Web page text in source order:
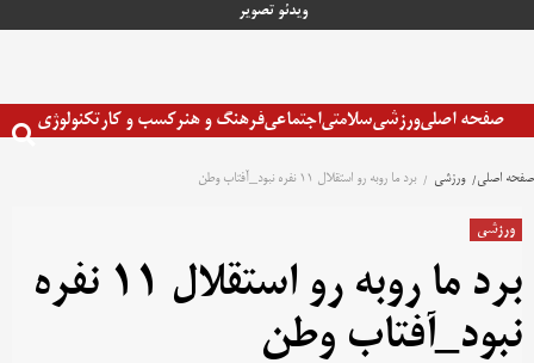
ویدئو تصویر
صفحه اصلیورزشیسلامتیاجتماعیفرهنگ و هنرکسب و کارتکنولوژی
صفحه اصلی ورزشی برد ما روبه رو استقلال 11 نفره نبود_آفتاب وطن
ورزشی
برد ما روبه رو استقلال 11 نفره
نبود_آفتاب وطن